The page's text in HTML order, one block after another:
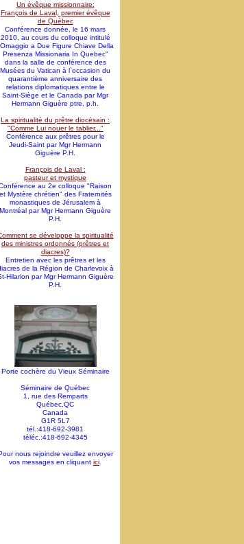
Un évêque missionnaire:
François de Laval, premier évêque
de Québec
Conférence donnée, le 16 mars
2010, au cours du colloque intitulé
a Due Figure Chiave Della
Presenza Missionaria In Quebec"
dans la salle de conférence des
Musées du Vatican à l`occasion du
quarantième anniversaire des
relations diplomatiques entre le
Saint-Siège et le Canada par Mgr
Hermann Giguère ptre, p.h.
La spiritualité du prêtre diocésain :
"Comme Lui nouer le tablier..."
Conférence aux prêtres pour le
Jeudi-Saint par Mgr Hermann
Giguère P.H.
François de Laval :
pasteur et mystique
au 2e colloque "Raison
et Mystère chrétien" des Fraternités
monastiques de Jérusalem à
Montréal par Mgr Hermann Giguère
P.H.
se développe la spiritualité
des ministres ordonnés (prêtres et
diacres)?
Entretien avec les prêtres et les
de la Région de Charlevoix à
Hilarion par Mgr Hermann Giguère
P.H.
Porte cochère du Vieux Séminaire
Séminaire de Québec
1, rue des Remparts
Québec,QC
Canada
G1R 5L7
tél.:418-692-3981
téléc.:418-692-4345
nous rejoindre veuillez envoyer
vos messages en cliquant ici